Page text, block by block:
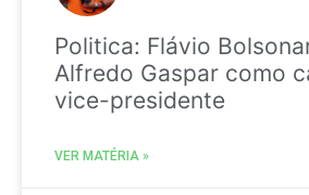
Politica: Flávio
Alfredo Gaspar como
vice-presidente
VER MATÉRIA »